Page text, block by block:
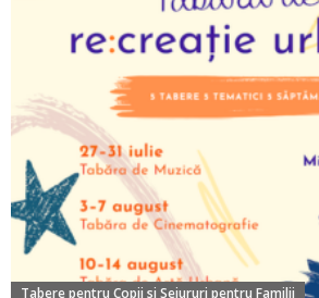
Tabere pentru Copii si Sejururi pentru Familii